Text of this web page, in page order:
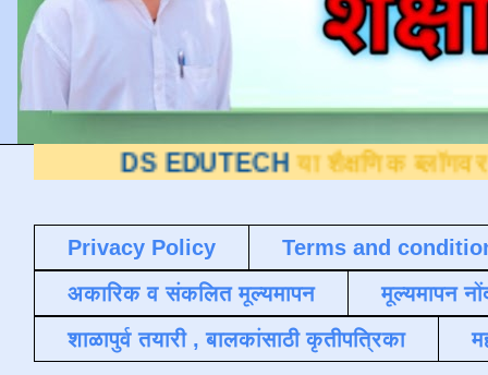
DS EDUTECH या शैक्षणिक ब्लॉगवर आपले
Privacy Policy
Terms and
अकारिक व संकलित मूल्यमापन
मूल्यमापन
शाळापुर्व तयारी , बालकांसाठी कृतीपत्रिका